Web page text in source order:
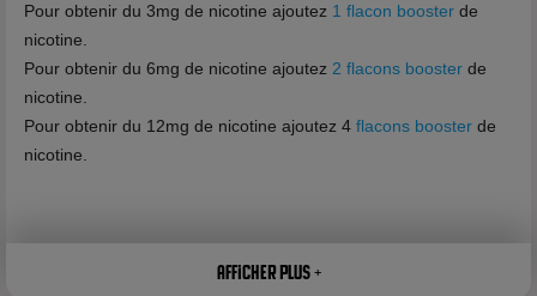
Pour obtenir du 3mg de nicotine ajoutez 1 flacon booster de
nicotine.
Pour obtenir du 6mg de nicotine ajoutez 2 flacons booster de
nicotine.
Pour obtenir du 12mg de nicotine ajoutez 4 flacons booster de
nicotine.
Afficher plus +